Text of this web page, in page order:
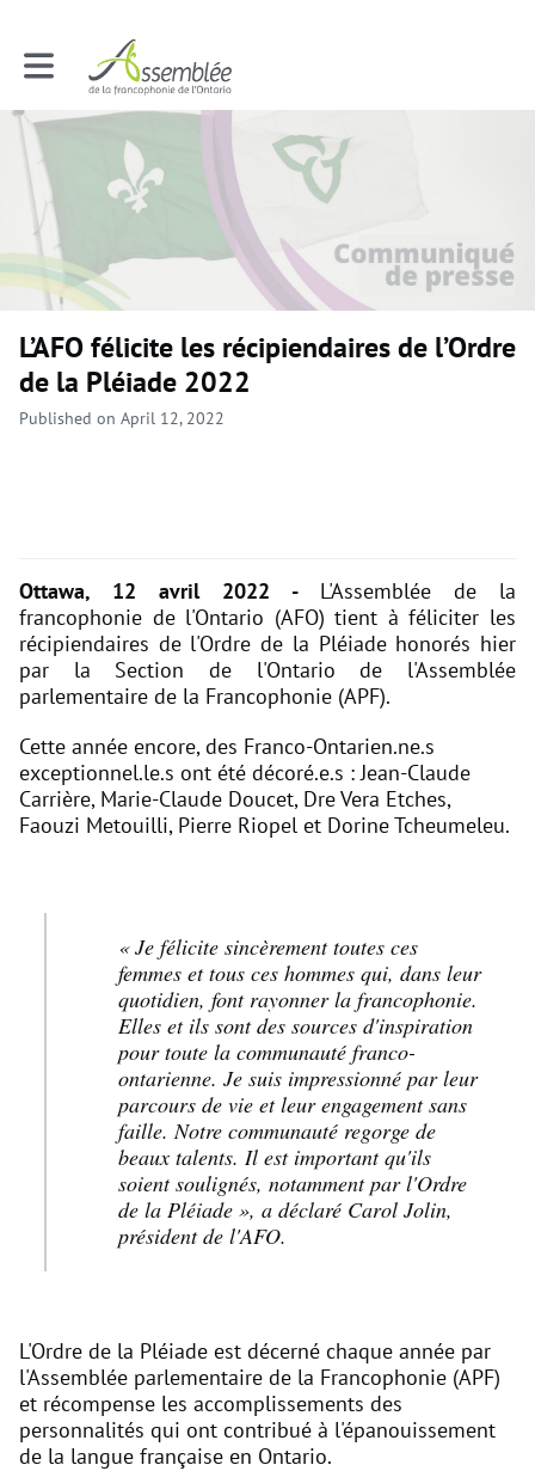
Toggle main navigation
L’AFO félicite les récipiendaires de l’Ordre
de la Pléiade 2022
Published on April 12, 2022
Ottawa, 12 avril 2022 - L'Assemblée de la
francophonie de l'Ontario (AFO) tient à féliciter les
récipiendaires de l'Ordre de la Pléiade honorés hier
par la Section de l'Ontario de l'Assemblée
parlementaire de la Francophonie (APF).
Cette année encore, des Franco-Ontarien.ne.s
exceptionnel.le.s ont été décoré.e.s : Jean-Claude
Carrière, Marie-Claude Doucet, Dre Vera Etches,
Faouzi Metouilli, Pierre Riopel et Dorine Tcheumeleu.
« Je félicite sincèrement toutes ces
femmes et tous ces hommes qui, dans leur
quotidien, font rayonner la francophonie.
Elles et ils sont des sources d'inspiration
pour toute la communauté franco-
ontarienne. Je suis impressionné par leur
parcours de vie et leur engagement sans
faille. Notre communauté regorge de
beaux talents. Il est important qu'ils
soient soulignés, notamment par l'Ordre
de la Pléiade », a déclaré Carol Jolin,
président de l'AFO.
L'Ordre de la Pléiade est décerné chaque année par
l'Assemblée parlementaire de la Francophonie (APF)
et récompense les accomplissements des
personnalités qui ont contribué à l'épanouissement
de la langue française en Ontario.